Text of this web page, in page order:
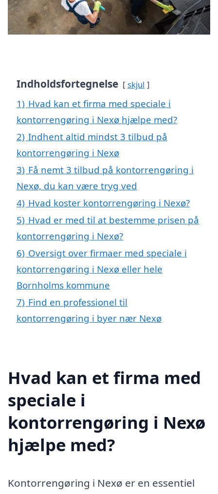
Indholdsfortegnelse skjul
1) Hvad kan et firma med speciale i
kontorrengøring i Nexø hjælpe med?
2) Indhent altid mindst 3 tilbud på
kontorrengøring i Nexø
3) Få nemt 3 tilbud på kontorrengøring i
Nexø, du kan være tryg ved
4) Hvad koster kontorrengøring i Nexø?
5) Hvad er med til at bestemme prisen på
kontorrengøring i Nexø?
6) Oversigt over firmaer med speciale i
kontorrengøring i Nexø eller hele
Bornholms kommune
7) Find en professionel til
kontorrengøring i byer nær Nexø
Hvad kan et firma med
speciale i
kontorrengøring i Nexø
hjælpe med?
Kontorrengøring i Nexø er en essentiel